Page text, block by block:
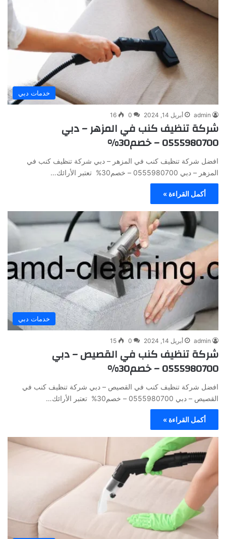
خدمات دبي
admin أبريل 14, 2024 0
16
شركة تنظيف كنب في المزهر – دبي
0555980700 – خصم30%
افضل شركة تنظيف كنب في المزهر – دبي شركة تنظيف كنب في
المزهر – دبي 0555980700 – خصم30% تعتبر الأرائك…
أكمل القراءة »
خدمات دبي
admin أبريل 14, 2024 0
15
شركة تنظيف كنب في القصيص – دبي
0555980700 – خصم30%
افضل شركة تنظيف كنب في القصيص – دبي شركة تنظيف كنب في
القصيص – دبي 0555980700 – خصم30% تعتبر الأرائك…
أكمل القراءة »